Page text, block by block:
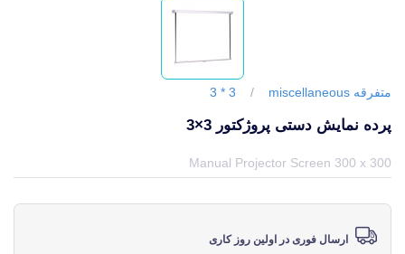
متفرقه miscellaneous /
3 * 3
پرده نمایش دستی پروژکتور 3×3
Manual Projector Screen 300 x 300
ارسال فوری در اولین روز کاری